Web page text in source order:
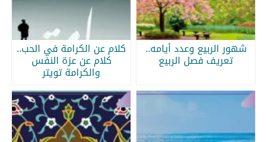
شهور الربيع وعدد أيامه..
تعريف فصل الربيع
كلام عن الكرامة في الحب..
كلام عن عزة النفس
والكرامة تويتر